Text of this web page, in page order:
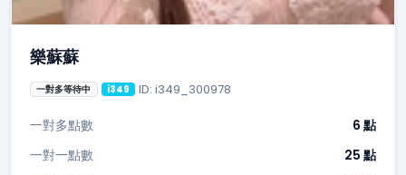
樂蘇蘇
一對多等待中 i349 ID: i349_300978
一對多點數
6 點
一對一點數
25 點